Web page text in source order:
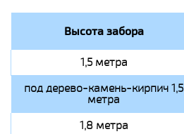
Высота забора
1,5 метра
под дерево-камень-кирпич 1,5
метра
1,8 метра